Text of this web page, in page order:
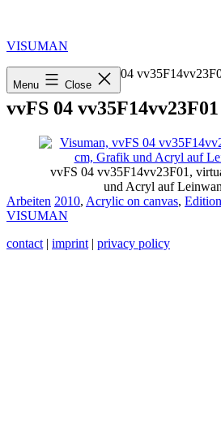
content
VISUMAN
Menu Close
Home »2010 vvFS 04
vvFS 04 vv35F14vv23F01
vvFS 04 vv35F14vv23F01,
und Acryl auf
Categorized
as
Arbeiten Tagged
2010, Acrylic on canvas, Edition
VISUMAN
contact | imprint | privacy policy